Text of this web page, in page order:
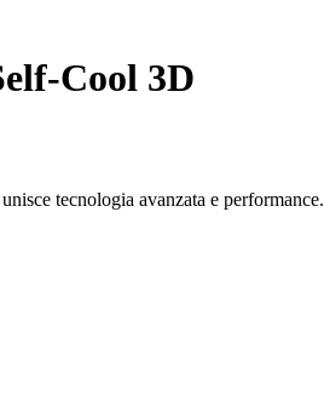
Cool 3D
tecnologia avanzata e performance.